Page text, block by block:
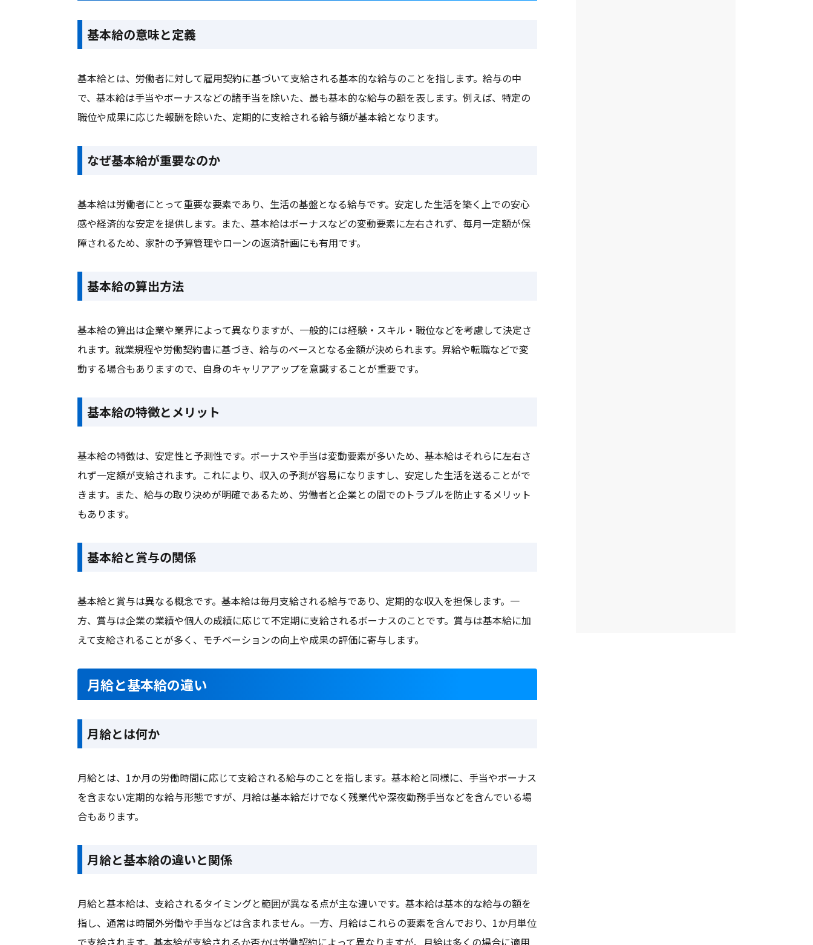
基本給の意味と定義
基本給とは、労働者に対して雇用契約に基づいて支給される基本的な給与のことを指します。給与の中
で、基本給は手当やボーナスなどの諸手当を除いた、最も基本的な給与の額を表します。例えば、特定の
職位や成果に応じた報酬を除いた、定期的に支給される給与額が基本給となります。
なぜ基本給が重要なのか
基本給は労働者にとって重要な要素であり、生活の基盤となる給与です。安定した生活を築く上での安心
感や経済的な安定を提供します。また、基本給はボーナスなどの変動要素に左右されず、毎月一定額が保
障されるため、家計の予算管理やローンの返済計画にも有用です。
基本給の算出方法
基本給の算出は企業や業界によって異なりますが、一般的には経験・スキル・職位などを考慮して決定さ
れます。就業規程や労働契約書に基づき、給与のベースとなる金額が決められます。昇給や転職などで変
動する場合もありますので、自身のキャリアアップを意識することが重要です。
基本給の特徴とメリット
基本給の特徴は、安定性と予測性です。ボーナスや手当は変動要素が多いため、基本給はそれらに左右さ
れず一定額が支給されます。これにより、収入の予測が容易になりますし、安定した生活を送ることがで
きます。また、給与の取り決めが明確であるため、労働者と企業との間でのトラブルを防止するメリット
もあります。
基本給と賞与の関係
基本給と賞与は異なる概念です。基本給は毎月支給される給与であり、定期的な収入を担保します。一
方、賞与は企業の業績や個人の成績に応じて不定期に支給されるボーナスのことです。賞与は基本給に加
えて支給されることが多く、モチベーションの向上や成果の評価に寄与します。
月給と基本給の違い
月給とは何か
月給とは、1か月の労働時間に応じて支給される給与のことを指します。基本給と同様に、手当やボーナス
を含まない定期的な給与形態ですが、月給は基本給だけでなく残業代や深夜勤務手当などを含んでいる場
合もあります。
月給と基本給の違いと関係
月給と基本給は、支給されるタイミングと範囲が異なる点が主な違いです。基本給は基本的な給与の額を
指し、通常は時間外労働や手当などは含まれません。一方、月給はこれらの要素を含んでおり、1か月単位
で支給されます。基本給が支給されるか否かは労働契約によって異なりますが、月給は多くの場合に適用